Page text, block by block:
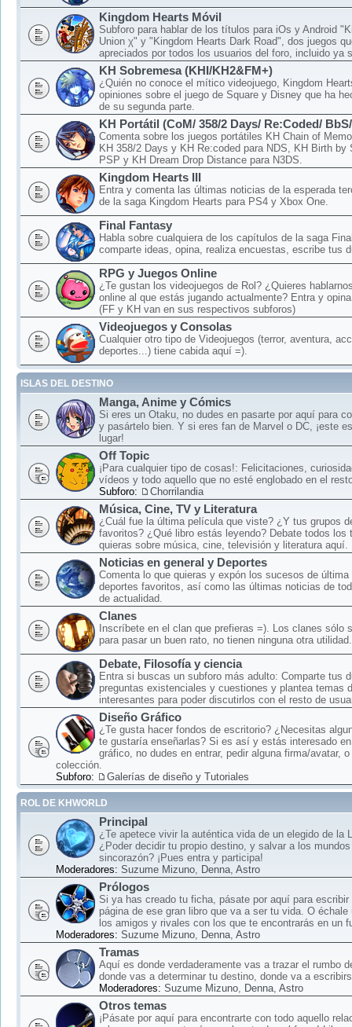
Kingdom Hearts Móvil
Subforo para hablar de los títulos para iOs y Android
Union χ" y "Kingdom Hearts Dark Road", dos juegos
apreciados por todos los usuarios del foro, incluido ya
KH Sobremesa (KHI/KH2&FM+)
¿Quién no conoce el mítico videojuego, Kingdom
opiniones sobre el juego de Square y Disney que ha
de su segunda parte.
KH Portátil (CoM/ 358/2 Days/ Re:Coded/
Comenta sobre los juegos portátiles KH Chain of
KH 358/2 Days y KH Re:coded para NDS, KH Birth by
PSP y KH Dream Drop Distance para N3DS.
Kingdom Hearts III
Entra y comenta las últimas noticias de la esperada
de la saga Kingdom Hearts para PS4 y Xbox One.
Final Fantasy
Habla sobre cualquiera de los capítulos de la saga
comparte ideas, opina, realiza encuestas, escribe tus
RPG y Juegos Online
¿Te gustan los videojuegos de Rol? ¿Quieres
online al que estás jugando actualmente? Entra y
(FF y KH van en sus respectivos subforos)
Videojuegos y Consolas
Cualquier otro tipo de Videojuegos (terror, aventura,
deportes...) tiene cabida aquí =).
ISLAS DEL DESTINO
Manga, Anime y Cómics
Si eres un Otaku, no dudes en pasarte por aquí para
y pasártelo bien. Y si eres fan de Marvel o DC, ¡este
lugar!
Off Topic
¡Para cualquier tipo de cosas!: Felicitaciones,
vídeos y todo aquello que no esté englobado en el
Subforo:
Chorrilandia
Música, Cine, TV y Literatura
¿Cuál fue la última película que viste? ¿Y tus grupos
favoritos? ¿Qué libro estás leyendo? Debate todos los
quieras sobre música, cine, televisión y literatura aquí.
Noticias en general y Deportes
Comenta lo que quieras y expón los sucesos de última
deportes favoritos, así como las últimas noticias de
de actualidad.
Clanes
Inscríbete en el clan que prefieras =). Los clanes sólo
para pasar un buen rato, no tienen ninguna otra utilidad.
Debate, Filosofía y ciencia
Entra si buscas un subforo más adulto: Comparte tus
preguntas existenciales y cuestiones y plantea temas
interesantes para poder discutirlos con el resto de
Diseño Gráfico
¿Te gusta hacer fondos de escritorio? ¿Necesitas
te gustaría enseñarlas? Si es así y estás interesado
gráfico, no dudes en entrar, pedir alguna firma/avatar,
colección.
Subforo:
Galerías de diseño y Tutoriales
ROL DE KHWORLD
Principal
¿Te apetece vivir la auténtica vida de un elegido de la
¿Poder decidir tu propio destino, y salvar a los
sincorazón? ¡Pues entra y participa!
Moderadores: Suzume Mizuno Denna Astro
Prólogos
Si ya has creado tu ficha, pásate por aquí para escribir
página de ese gran libro que va a ser tu vida. O
los amigos y rivales con los que te encontrarás en un
Moderadores: Suzume Mizuno Denna Astro
Tramas
Aquí es donde verdaderamente vas a trazar el rumbo
donde vas a determinar tu destino, donde va a
Moderadores: Suzume Mizuno Denna Astro
Otros temas
¡Pásate por aquí para encontrarte con todo aquello